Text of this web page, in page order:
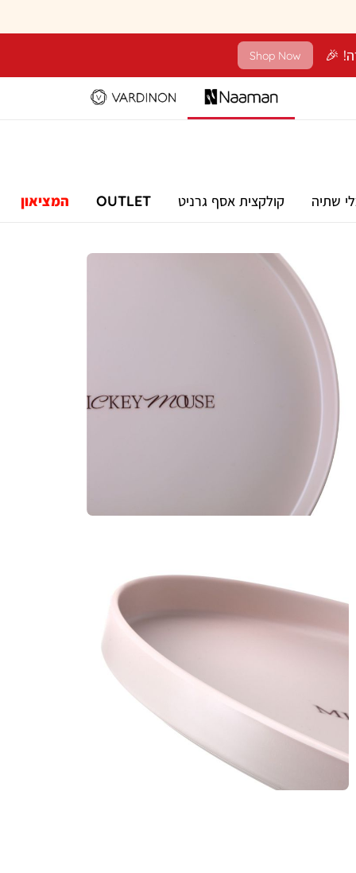
Shop Now
שתיה קולקצית אסף גרניט OUTLET המציאון